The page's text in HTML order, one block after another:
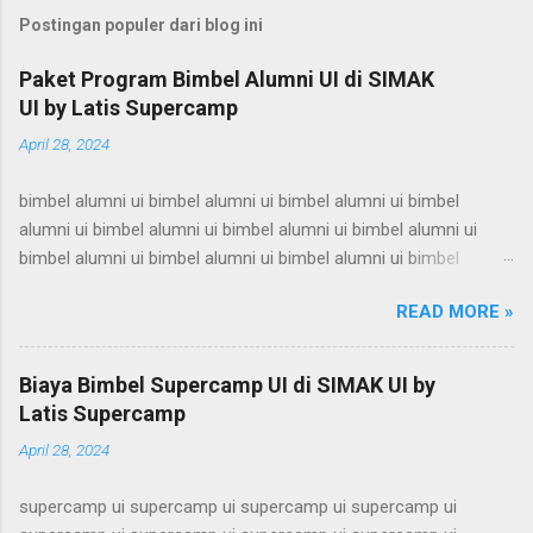
Postingan populer dari blog ini
Paket Program Bimbel Alumni UI di SIMAK
UI by Latis Supercamp
April 28, 2024
bimbel alumni ui bimbel alumni ui bimbel alumni ui bimbel
alumni ui bimbel alumni ui bimbel alumni ui bimbel alumni ui
bimbel alumni ui bimbel alumni ui bimbel alumni ui bimbel
bimbel alumni ui bimbel alumni ui bimbel alumni ui bimbel
alumni ui bimbel alumni ui bimbel alumni ui bimbel alumni ui
bimbel alumni ui bimbel alumni ui bimbel alumni ui bimbel
alumni ui bimbel alumni ui bimbel alumni ui bimbel alumni ui
bimbel alumni ui bimbel alumni ui bimbel alumni ui bimbel
alumni ui bimbel alumni ui bimbel alumni ui bimbel alumni ui
alumni ui bimbel alumni ui bimbel alumni ui bimbel alumni ui
READ MORE »
Biaya Bimbel Supercamp UI di SIMAK UI by
Latis Supercamp
April 28, 2024
supercamp ui supercamp ui supercamp ui supercamp ui